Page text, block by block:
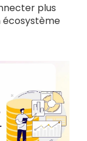
plus
écosystème